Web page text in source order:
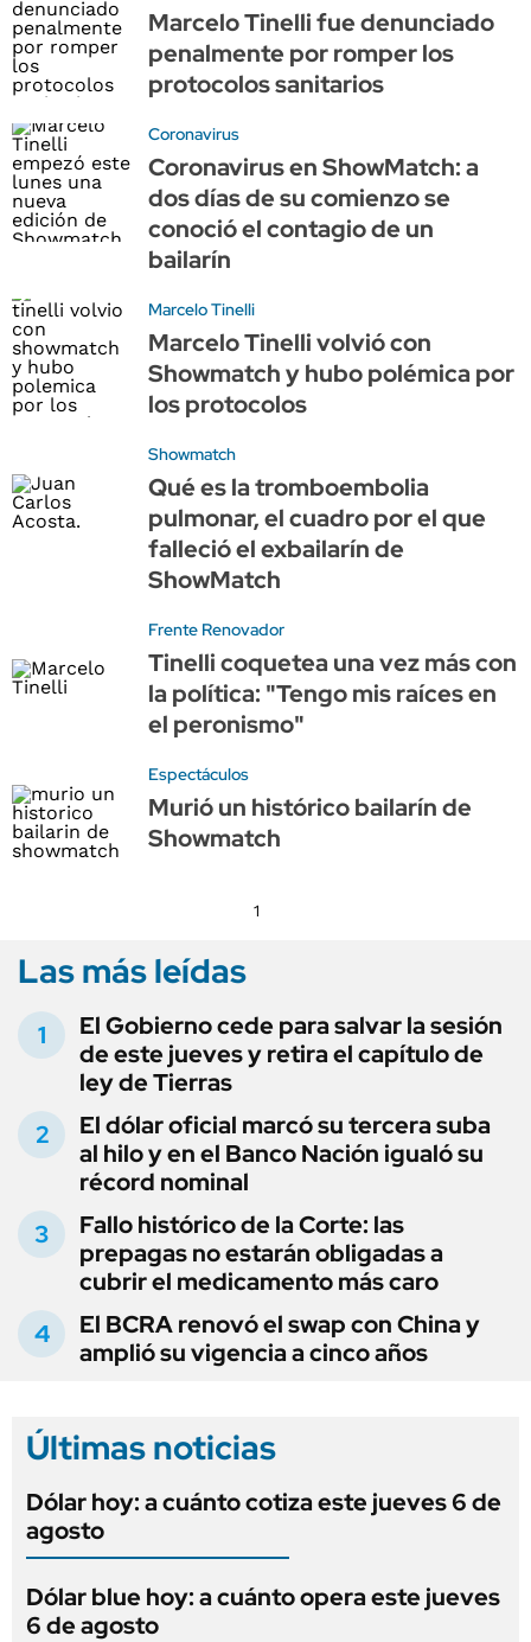
Marcelo Tinelli fue denunciado
penalmente por romper los
protocolos sanitarios
Coronavirus
Coronavirus en ShowMatch: a
dos días de su comienzo se
conoció el contagio de un
bailarín
Marcelo Tinelli
Marcelo Tinelli volvió con
Showmatch y hubo polémica por
los protocolos
Showmatch
Qué es la tromboembolia
pulmonar, el cuadro por el que
falleció el exbailarín de
ShowMatch
Frente Renovador
Tinelli coquetea una vez más con
la política: "Tengo mis raíces en
el peronismo"
Espectáculos
Murió un histórico bailarín de
Showmatch
1
Las más leídas
El Gobierno cede para salvar la sesión
de este jueves y retira el capítulo de
ley de Tierras
El dólar oficial marcó su tercera suba
al hilo y en el Banco Nación igualó su
récord nominal
Fallo histórico de la Corte: las
prepagas no estarán obligadas a
cubrir el medicamento más caro
El BCRA renovó el swap con China y
amplió su vigencia a cinco años
Últimas noticias
Dólar hoy: a cuánto cotiza este jueves 6 de
agosto
Dólar blue hoy: a cuánto opera este jueves
6 de agosto